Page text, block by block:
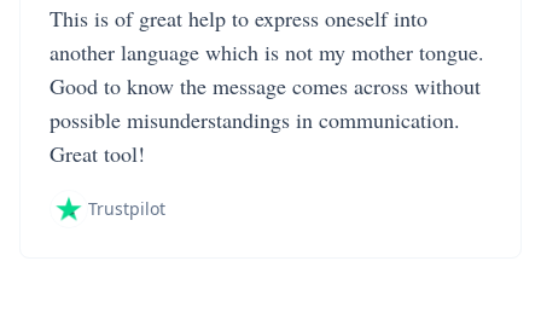
This is of great help to express oneself into
another language which is not my mother tongue.
Good to know the message comes across without
possible misunderstandings in communication.
Great tool!
Trustpilot